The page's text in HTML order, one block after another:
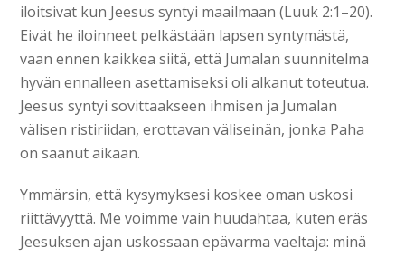
iloitsivat kun Jeesus syntyi maailmaan (Luuk 2:1–20).
Eivät he iloinneet pelkästään lapsen syntymästä,
vaan ennen kaikkea siitä, että Jumalan suunnitelma
hyvän ennalleen asettamiseksi oli alkanut toteutua.
Jeesus syntyi sovittaakseen ihmisen ja Jumalan
välisen ristiriidan, erottavan väliseinän, jonka Paha
on saanut aikaan.
Ymmärsin, että kysymyksesi koskee oman uskosi
riittävyyttä. Me voimme vain huudahtaa, kuten eräs
Jeesuksen ajan uskossaan epävarma vaeltaja: minä